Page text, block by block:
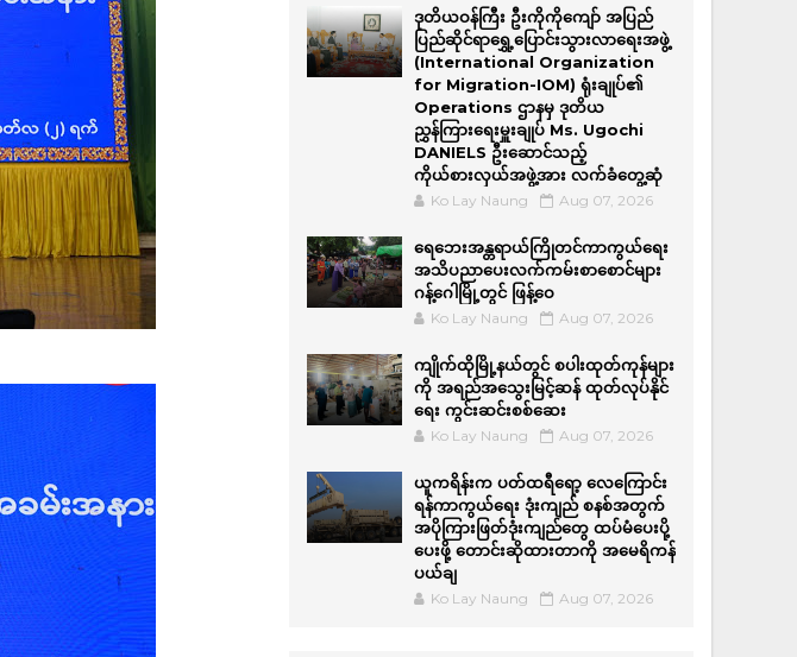
ဒုတိယဝန်ကြီး ဦးကိုကိုကျော် အပြည်
ပြည်ဆိုင်ရာရွှေ့ပြောင်းသွားလာရေးအဖွဲ့
(International Organization
for Migration-IOM) ရုံးချုပ်၏
Operations ဌာနမှ ဒုတိယ
ညွှန်ကြားရေးမှူးချုပ် Ms. Ugochi
DANIELS ဦးဆောင်သည့်
ကိုယ်စားလှယ်အဖွဲ့အား လက်ခံတွေ့ဆုံ
Ko Lay Naung Aug 07, 2026
ရေဘေးအန္တရာယ်ကြိုတင်ကာကွယ်ရေး
အသိပညာပေးလက်ကမ်းစာစောင်များ
ဂန့်ဂေါမြို့တွင် ဖြန့်ဝေ
Ko Lay Naung Aug 07, 2026
ကျိုက်ထိုမြို့နယ်တွင် စပါးထုတ်ကုန်များ
ကို အရည်အ‌သွေးမြင့်ဆန် ထုတ်လုပ်နိုင်
ရေး ကွင်းဆင်းစစ်ဆေး
Ko Lay Naung Aug 07, 2026
ယူကရိန်းက ပတ်ထရီရော့ လေကြောင်း
ရန်ကာကွယ်ရေး ဒုံးကျည် စနစ်အတွက်
အပိုကြားဖြတ်ဒုံးကျည်တွေ ထပ်မံပေးပို့
ပေးဖို့ တောင်းဆိုထားတာကို အမေရိကန်
ပယ်ချ
Ko Lay Naung Aug 07, 2026